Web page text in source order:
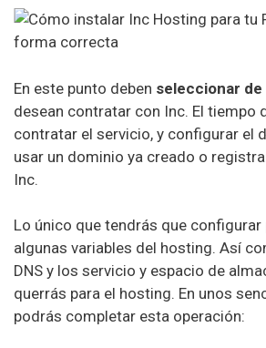
En este punto deben seleccionar de
desean contratar con Inc. El tiempo
contratar el servicio, y configurar el
usar un dominio ya creado o
Inc.
Lo único que tendrás que
algunas variables del hosting. Así
DNS y los servicio y espacio de
querrás para el hosting. En unos
podrás completar esta operación: